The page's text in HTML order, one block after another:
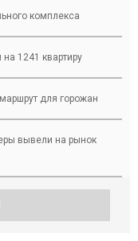
комплекса
1241 квартиру
для горожан
вывели на рынок